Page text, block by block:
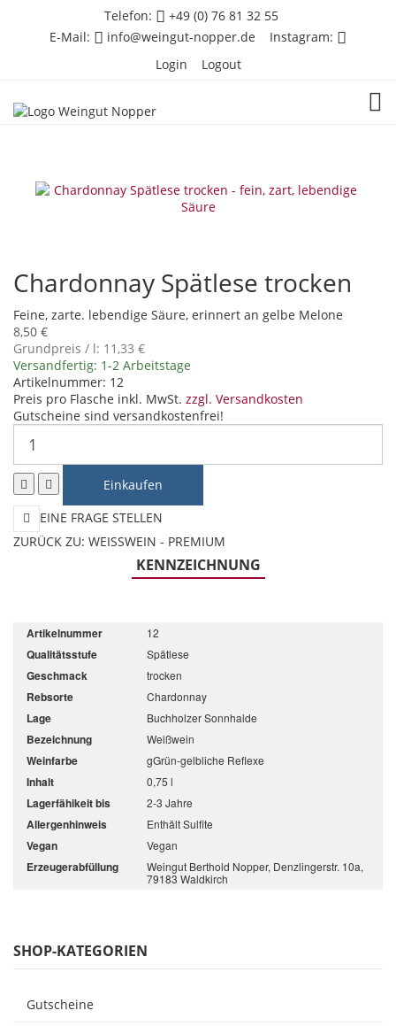
Telefon:
+49 (0) 76 81 32 55
E-Mail:
info@weingut-nopper.de
Instagram:
Login
Logout
Chardonnay Spätlese trocken
Feine, zarte. lebendige Säure, erinnert an gelbe Melone
8,50 €
Grundpreis / l: 11,33 €
Versandfertig: 1-2 Arbeitstage
Artikelnummer: 12
Preis pro Flasche inkl. MwSt. zzgl. Versandkosten
Gutscheine sind versandkostenfrei!
EINE FRAGE STELLEN
ZURÜCK ZU: WEISSWEIN - PREMIUM
KENNZEICHNUNG
Artikelnummer 12
Qualitätsstufe Spätlese
Geschmack trocken
Rebsorte Chardonnay
Lage Buchholzer Sonnhalde
Bezeichnung Weißwein
Weinfarbe gGrün-gelbliche Reflexe
Inhalt 0,75 l
Lagerfähikeit bis 2-3 Jahre
Allergenhinweis Enthält Sulfite
Vegan Vegan
Erzeugerabfüllung
Weingut Berthold Nopper, Denzlingerstr. 10a,
79183 Waldkirch
SHOP-KATEGORIEN
Gutscheine